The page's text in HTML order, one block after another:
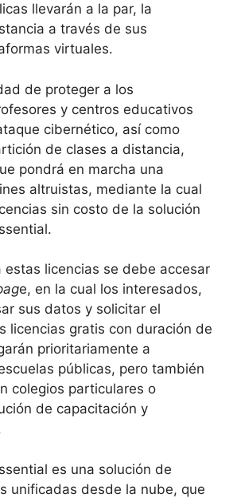
llevarán a la par, la
a través de sus
virtuales.
de proteger a los
y centros educativos
cibernético, así como
de clases a distancia,
pondrá en marcha una
altruistas, mediante la cual
sin costo de la solución
estas licencias se debe accesar
e, en la cual los interesados,
sus datos y solicitar el
licencias gratis con duración de
prioritariamente a
públicas, pero también
colegios particulares o
de capacitación y
es una solución de
unificadas desde la nube, que